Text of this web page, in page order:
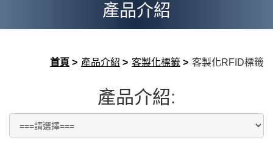
產品介紹
首頁 > 產品介紹 > 客製化標籤 > 客製化RFID標籤
產品介紹: